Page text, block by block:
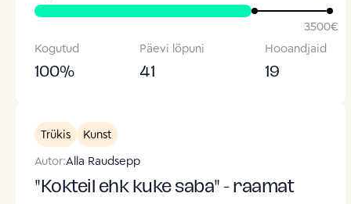
3500€
Kogutud
100%
Päevi lõpuni
41
Hooandjaid
19
Trükis
Kunst
Autor:Alla Raudsepp
"Kokteil ehk kuke saba" - raamat